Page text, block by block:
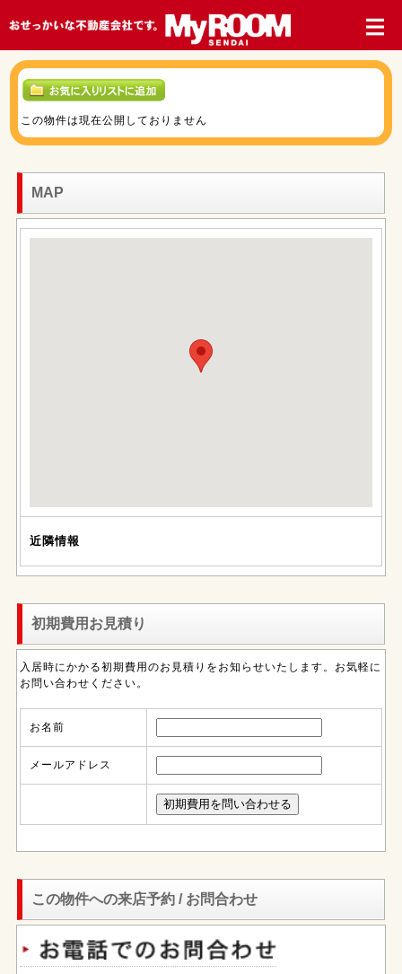
この物件は現在公開しておりません
MAP
近隣情報
初期費用お見積り
入居時にかかる初期費用のお見積りをお知らせいたします。お気軽に
お問い合わせください。
お名前
メールアドレス
この物件への来店予約 / お問合わせ